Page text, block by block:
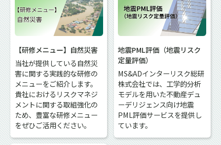
【研修メニュー】自然災害
当社が提供している自然災
害に関する実践的な研修の
メニューをご紹介します。
貴社におけるリスクマネジ
メントに関する取組強化の
ため、豊富な研修メニュー
をぜひご活用ください。
地震PML評価（地震リスク
定量評価）
MS&ADインターリスク総研
株式会社では、工学的分析
モデルを用いた不動産デュ
ーデリジェンス向け地震
PML評価サービスを提供し
ています。